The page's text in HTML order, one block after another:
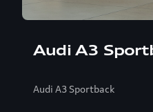
elektryka fotel
Audi A3
Audi A3 Sportback